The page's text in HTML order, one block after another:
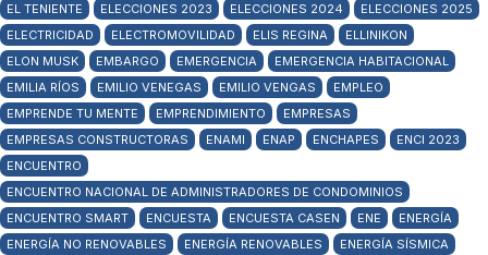
EL TENIENTE
ELECCIONES 2023 ELECCIONES 2024
ELECCIONES 2025
ELECTRICIDAD
ELECTROMOVILIDAD ELIS REGINA
ELLINIKON
ELON MUSK
EMBARGO EMERGENCIA
EMERGENCIA HABITACIONAL
EMILIA RÍOS
EMILIO VENEGAS EMILIO VENGAS
EMPLEO
EMPRENDE TU MENTE
EMPRENDIMIENTO
EMPRESAS
EMPRESAS CONSTRUCTORAS
ENAMI ENAP ENCHAPES
ENCI 2023
ENCUENTRO
ENCUENTRO NACIONAL DE ADMINISTRADORES DE CONDOMINIOS
ENCUENTRO SMART
ENCUESTA ENCUESTA CASEN ENE
ENERGÍA
ENERGÍA NO RENOVABLES
ENERGÍA RENOVABLES
ENERGÍA SÍSMICA